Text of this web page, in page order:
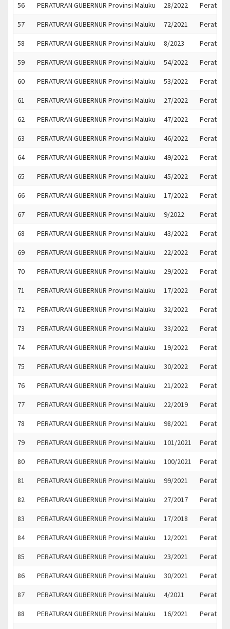
56 PERATURAN GUBERNUR Provinsi Maluku 28/2022 Peraturan
57 PERATURAN GUBERNUR Provinsi Maluku 72/2021 Peraturan
58 PERATURAN GUBERNUR Provinsi Maluku 8/2023 Peraturan
59 PERATURAN GUBERNUR Provinsi Maluku 54/2022 Peraturan
60 PERATURAN GUBERNUR Provinsi Maluku 53/2022 Peraturan
61 PERATURAN GUBERNUR Provinsi Maluku 27/2022 Peraturan
62 PERATURAN GUBERNUR Provinsi Maluku 47/2022 Peraturan
63 PERATURAN GUBERNUR Provinsi Maluku 46/2022 Peraturan
64 PERATURAN GUBERNUR Provinsi Maluku 49/2022 Peraturan
65 PERATURAN GUBERNUR Provinsi Maluku 45/2022 Peraturan
66 PERATURAN GUBERNUR Provinsi Maluku 17/2022 Peraturan
67 PERATURAN GUBERNUR Provinsi Maluku 9/2022 Peraturan
68 PERATURAN GUBERNUR Provinsi Maluku 43/2022 Peraturan
69 PERATURAN GUBERNUR Provinsi Maluku 22/2022 Peraturan
70 PERATURAN GUBERNUR Provinsi Maluku 29/2022 Peraturan
71 PERATURAN GUBERNUR Provinsi Maluku 17/2022 Peraturan
72 PERATURAN GUBERNUR Provinsi Maluku 32/2022 Peraturan
73 PERATURAN GUBERNUR Provinsi Maluku 33/2022 Peraturan
74 PERATURAN GUBERNUR Provinsi Maluku 19/2022 Peraturan
75 PERATURAN GUBERNUR Provinsi Maluku 30/2022 Peraturan
76 PERATURAN GUBERNUR Provinsi Maluku 21/2022 Peraturan
77 PERATURAN GUBERNUR Provinsi Maluku 22/2019 Peraturan
78 PERATURAN GUBERNUR Provinsi Maluku 98/2021 Peraturan
79 PERATURAN GUBERNUR Provinsi Maluku 101/2021 Peraturan
80 PERATURAN GUBERNUR Provinsi Maluku 100/2021 Peraturan
81 PERATURAN GUBERNUR Provinsi Maluku 99/2021 Peraturan
82 PERATURAN GUBERNUR Provinsi Maluku 27/2017
83 PERATURAN GUBERNUR Provinsi Maluku 17/2018 Peraturan
84 PERATURAN GUBERNUR Provinsi Maluku 12/2021 Peraturan
85 PERATURAN GUBERNUR Provinsi Maluku 23/2021 Peraturan
86 PERATURAN GUBERNUR Provinsi Maluku 30/2021 Peraturan
87 PERATURAN GUBERNUR Provinsi Maluku 4/2021 Peraturan
88 PERATURAN GUBERNUR Provinsi Maluku 16/2021 Peraturan